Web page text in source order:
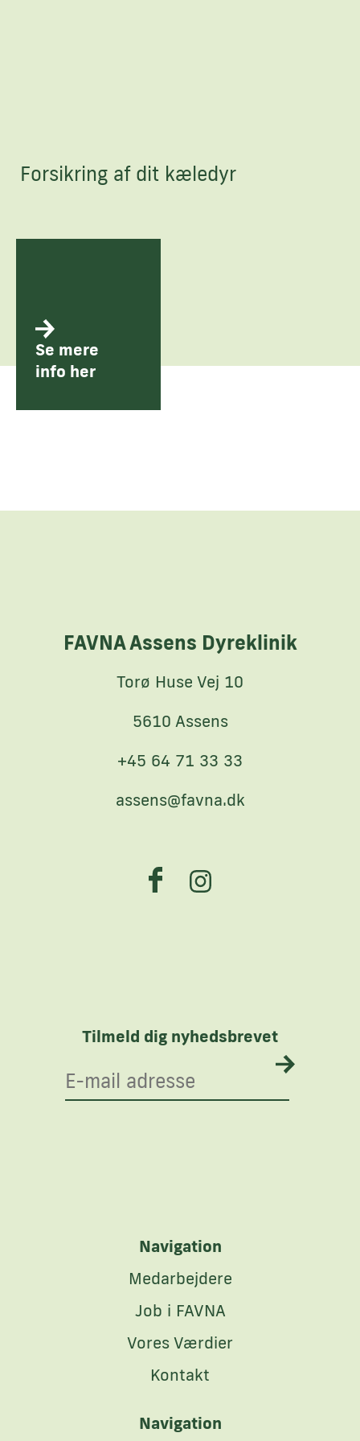
Forsikring af dit kæledyr
Se mere
info her
FAVNA Assens Dyreklinik
Torø Huse Vej 10
5610 Assens
+45 64 71 33 33
assens@favna.dk
Tilmeld dig nyhedsbrevet
Navigation
Medarbejdere
Job i FAVNA
Vores Værdier
Kontakt
Navigation